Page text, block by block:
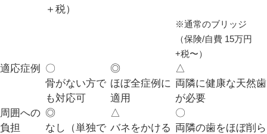
＋税）
※通常のブリッジ
（保険/自費 15万円
+税〜）
適応症例
〇
骨がない方で
も対応可
◎
ほぼ全症例に
適用
△
両隣に健康な天然歯
が必要
周囲への
負担
◎
なし（単独で
△
バネをかける
〇
両隣の歯をほぼ削ら